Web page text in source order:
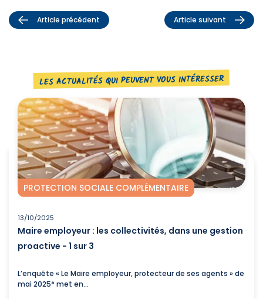
Article précédent Article suivant
LES ACTUALITÉS QUI PEUVENT VOUS INTÉRESSER
PROTECTION SOCIALE COMPLÉMENTAIRE
13/10/2025
Maire employeur : les collectivités, dans une gestion
proactive - 1 sur 3
L’enquête « Le Maire employeur, protecteur de ses agents » de
mai 2025* met en...